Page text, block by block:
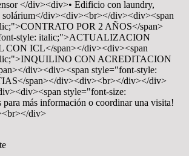
</div><div>• Edificio con laundry,
div><div><br></div><div><span
POR 2 AÑOS</span>
style: italic;">ACTUALIZACION
ICL</span></div><div><span
CON ACREDITACION
div><div><span style="font-style:
span></div><div><br></div></div>
style="font-size:
más información o coordinar una visita!
div>